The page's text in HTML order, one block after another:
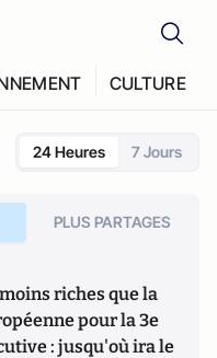
CULTURE
24 Heures 7 Jours
PLUS PARTAGES
riches que la
pour la 3e
: jusqu'où ira le